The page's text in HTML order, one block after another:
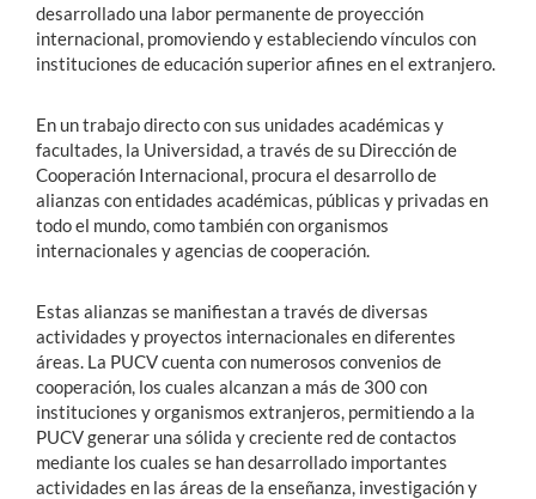
Estudiantes
Funcionarios
Alumni
desarrollado una labor permanente de proyección
internacional, promoviendo y estableciendo vínculos con
instituciones de educación superior afines en el extranjero.
En un trabajo directo con sus unidades académicas y
facultades, la Universidad, a través de su Dirección de
Cooperación Internacional, procura el desarrollo de
alianzas con entidades académicas, públicas y privadas en
todo el mundo, como también con organismos
internacionales y agencias de cooperación.
Estas alianzas se manifiestan a través de diversas
actividades y proyectos internacionales en diferentes
áreas. La PUCV cuenta con numerosos convenios de
cooperación, los cuales alcanzan a más de 300 con
instituciones y organismos extranjeros, permitiendo a la
PUCV generar una sólida y creciente red de contactos
mediante los cuales se han desarrollado importantes
actividades en las áreas de la enseñanza, investigación y